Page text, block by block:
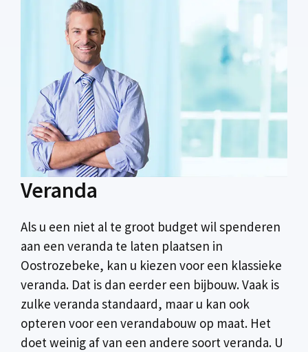
Veranda
Als u een niet al te groot budget wil spenderen
aan een veranda te laten plaatsen in
Oostrozebeke, kan u kiezen voor een klassieke
veranda. Dat is dan eerder een bijbouw. Vaak is
zulke veranda standaard, maar u kan ook
opteren voor een verandabouw op maat. Het
doet weinig af van een andere soort veranda. U